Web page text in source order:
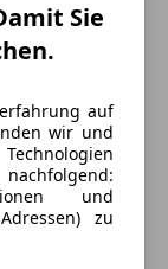
Sie
auf
wir und
und
zu